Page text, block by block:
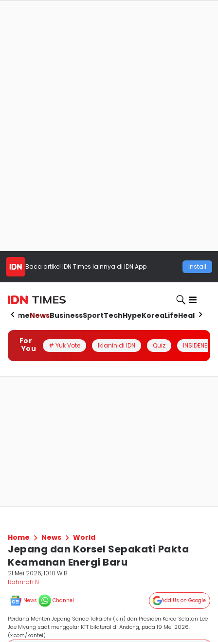
Baca artikel IDN Times lainnya di IDN App Install
HomeNewsBusinessSportTechHypeKoreaLifeHealth
For
You
# Yuk Vote Iklanin di IDN Quiz INSIDENESIA
Home News World
Jepang dan Korsel Sepakati Pakta
Keamanan Energi Baru
21 Mei 2026, 10:10 WIB
Rahmah N
News Channel Add Us on Google
Perdana Menteri Jepang Sanae Takaichi (kiri) dan Presiden Korea Selatan Lee
Jae Myung saat menggelar KTT bilateral di Andong, pada 19 Mei 2026.
(x.com/kantei)